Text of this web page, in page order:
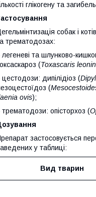
глікогену та
собак і
трематодозах:
легеневі та шлунково-
(Toxascaris
цестодози: дипілідіоз (
(
ovis);
трематодози: опісторхоз (
застосовується
у таблиці:
Вид тварин